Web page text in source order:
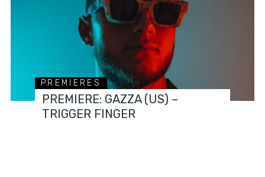
PREMIERES
PREMIERE: GAZZA (US) –
TRIGGER FINGER